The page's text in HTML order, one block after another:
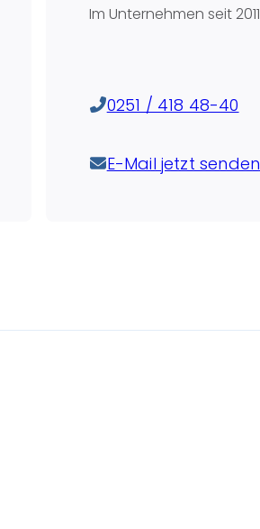
Im Unternehmen seit2011
0251 / 418 48-40
E-Mail jetzt senden